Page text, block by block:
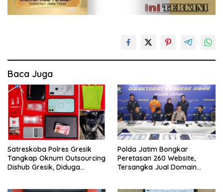
Baca Juga
Satreskoba Polres Gresik
Tangkap Oknum Outsourcing
Dishub Gresik, Diduga
Polda Jatim Bongkar
Peretasan 260 Website,
Tersangka Jual Domain